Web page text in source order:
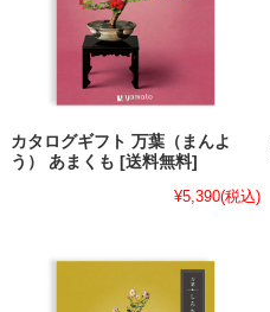
カタログギフト 万葉（まんよ
う） あまくも [送料無料]
¥5,390(税込)